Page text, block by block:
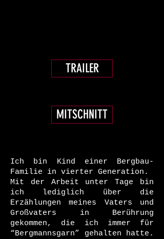
TRAILER
MITSCHNITT
Ich bin Kind einer Bergbau-
Familie in vierter Generation.
Mit der Arbeit unter Tage bin
ich lediglich über die
Erzählungen meines Vaters und
Großvaters in Berührung
gekommen, die ich immer für
“Bergmannsgarn” gehalten hatte.